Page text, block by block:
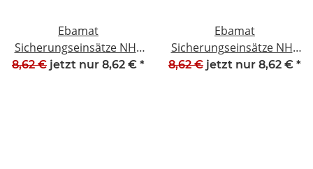
Ebamat
Sicherungseinsätze NH2
315A 500V 9306 NEU
8,62 € jetzt nur 8,62 € *
Ebamat
Sicherungseinsätze NH2
63A 500V 93160 NEU
8,62 € jetzt nur 8,62 € *